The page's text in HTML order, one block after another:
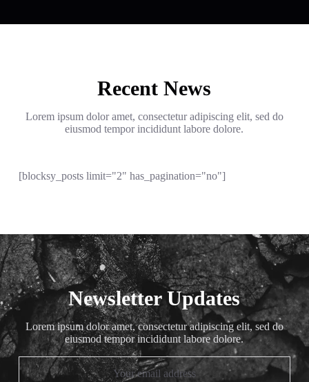
Recent News
Lorem ipsum dolor amet, consectetur adipiscing elit, sed do
eiusmod tempor incididunt labore dolore.
[blocksy_posts limit="2" has_pagination="no"]
Newsletter Updates
Lorem ipsum dolor amet, consectetur adipiscing elit, sed do
eiusmod tempor incididunt labore dolore.
E
m